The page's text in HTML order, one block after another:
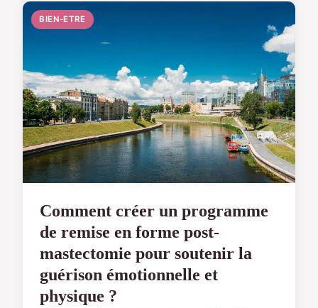
BIEN-ETRE
Comment créer un programme
de remise en forme post-
mastectomie pour soutenir la
guérison émotionnelle et
physique ?